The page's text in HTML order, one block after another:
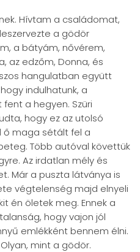
Hívtam a családomat,
a gödör
a bátyám, nővérem,
az edzőm, Donna, és
hangulatban együtt
indulhatunk, a
a hegyen. Szüri
hogy ez az utolsó
ő maga sétált fel a
Több autóval követtük
Az irdatlan mély és
Már a puszta látványa is
végtelenség majd elnyeli
én öletek meg. Ennek a
hogy vajon jól
emlékként bennem élni.
mint a gödör.